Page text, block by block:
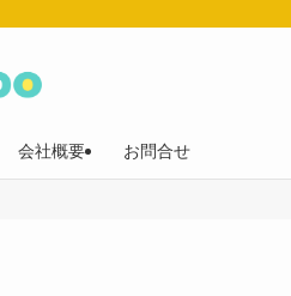
会社概要 お問合せ